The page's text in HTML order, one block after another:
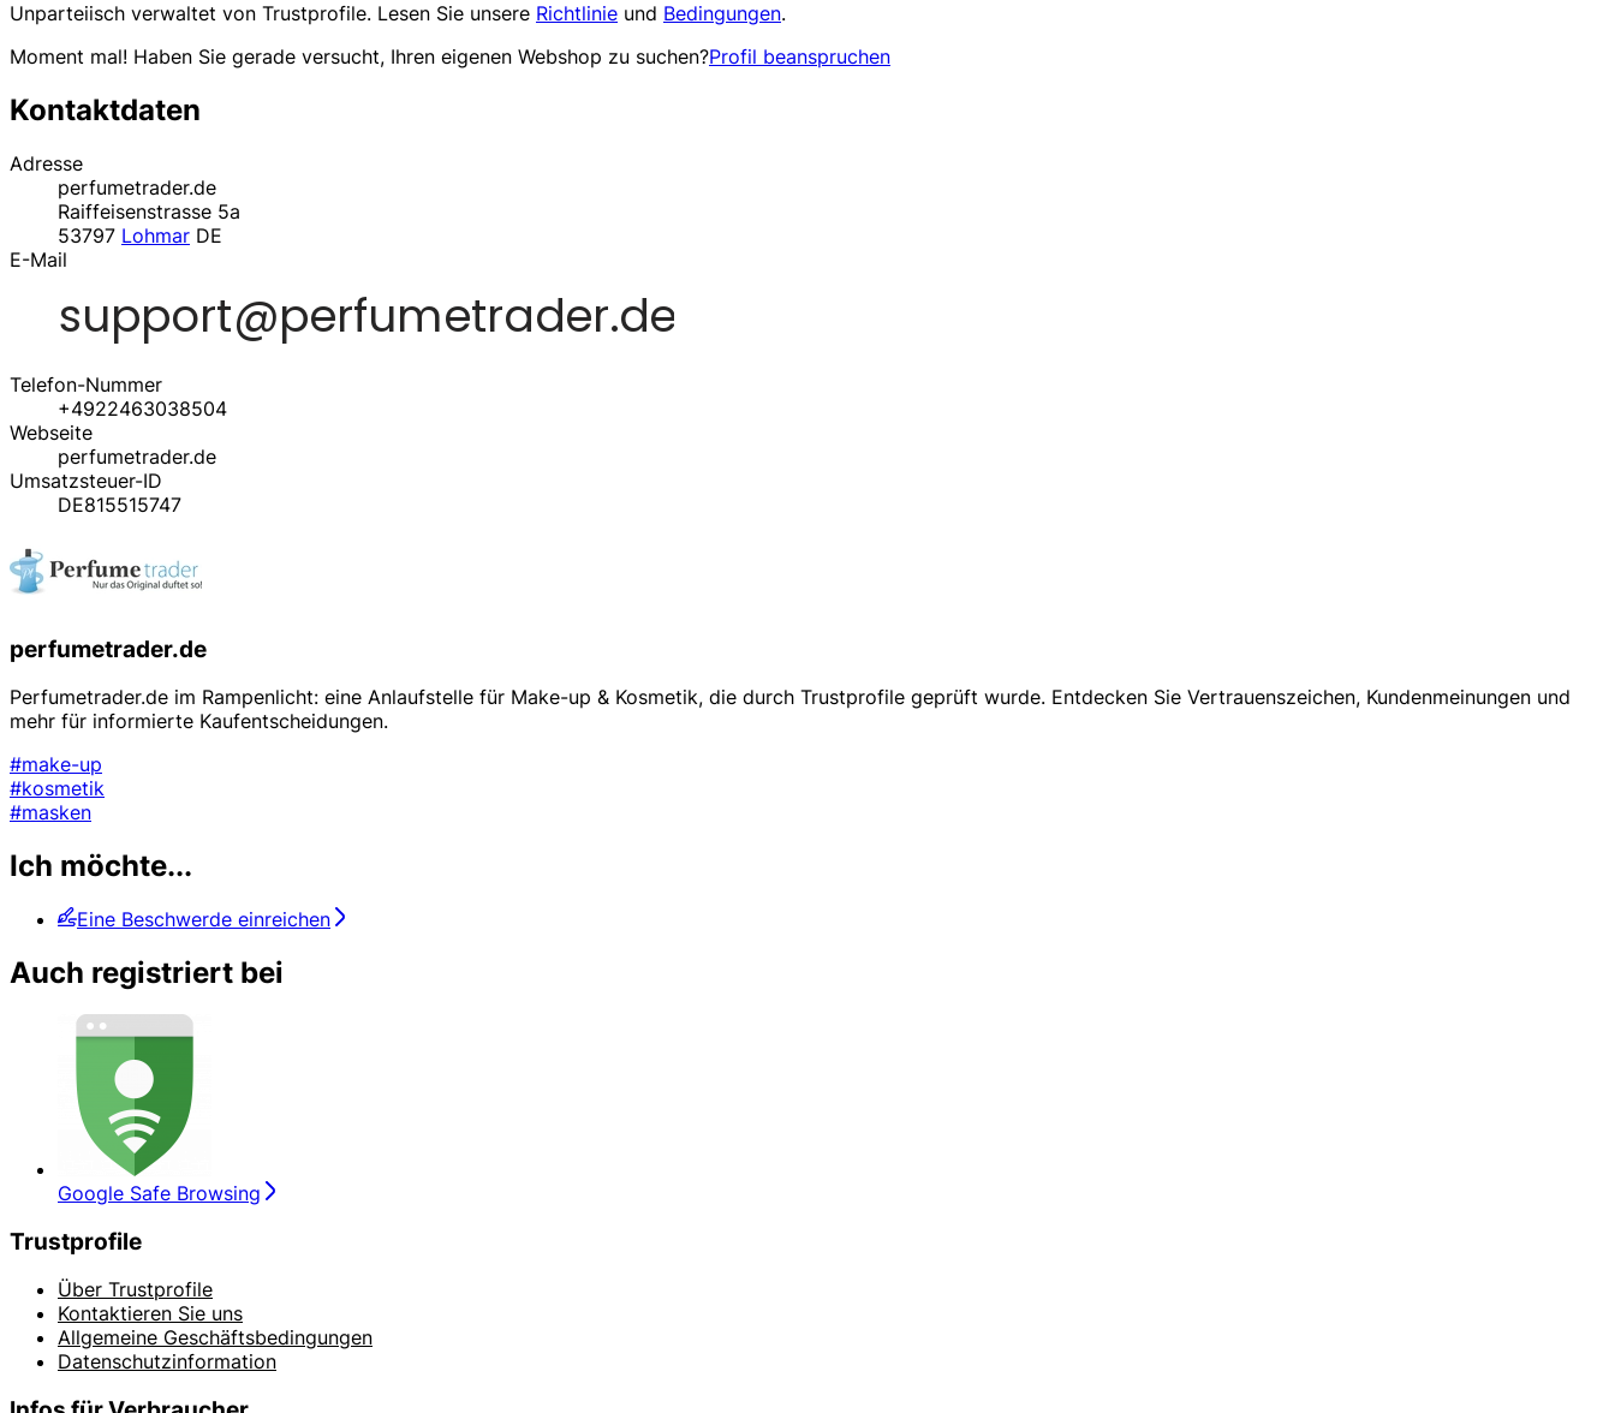
Unparteiisch verwaltet von Trustprofile. Lesen Sie unsere Richtlinie und Bedingungen.
Moment mal! Haben Sie gerade versucht, Ihren eigenen Webshop zu suchen?Profil beanspruchen
Kontaktdaten
Adresse
perfumetrader.de
Raiffeisenstrasse 5a
53797 Lohmar DE
E-Mail
Telefon-Nummer
+4922463038504
Webseite
perfumetrader.de
Umsatzsteuer-ID
DE815515747
perfumetrader.de
Perfumetrader.de im Rampenlicht: eine Anlaufstelle für Make-up & Kosmetik, die durch Trustprofile geprüft wurde. Entdecken Sie Vertrauenszeichen, Kundenmeinungen und
mehr für informierte Kaufentscheidungen.
#make-up
#kosmetik
#masken
Ich möchte...
Eine Beschwerde einreichen
Auch registriert bei
Google Safe Browsing
Trustprofile
Über Trustprofile
Kontaktieren Sie uns
Allgemeine Geschäftsbedingungen
Datenschutzinformation